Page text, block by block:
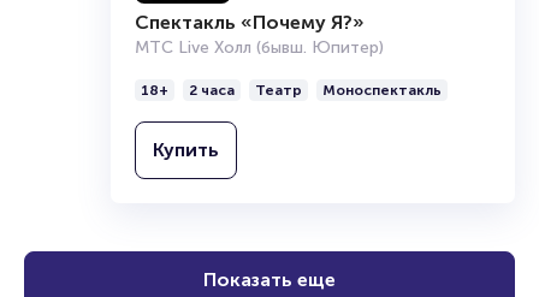
Спектакль «Почему Я?»
МТС Live Холл (бывш. Юпитер)
18+ 2 часа Театр Моноспектакль
Купить
Показать еще